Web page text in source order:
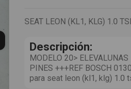
SEAT LEON (KL1, KLG) 1.0
Descripción:
MODELO 20>
PINES +++REF BOSCH
para seat leon (kl1, klg) 1.0